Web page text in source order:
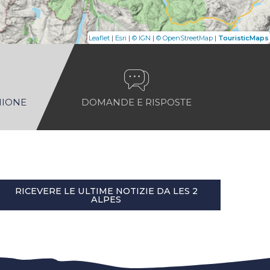
Leaflet | Esri | © IGN | © OpenStreetMap | TouristicMaps
DOMANDE E RISPOSTE
RICEVERE LE ULTIME NOTIZIE DA LES 2
ALPES